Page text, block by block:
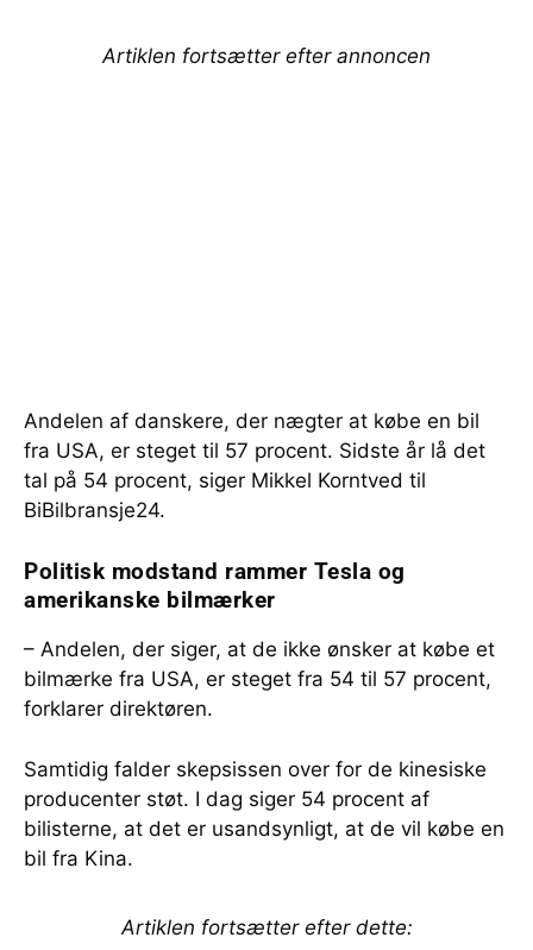
Artiklen fortsætter efter annoncen
Andelen af danskere, der nægter at købe en bil
fra USA, er steget til 57 procent. Sidste år lå det
tal på 54 procent, siger Mikkel Korntved til
BiBilbransje24.
Politisk modstand rammer Tesla og
amerikanske bilmærker
– Andelen, der siger, at de ikke ønsker at købe et
bilmærke fra USA, er steget fra 54 til 57 procent,
forklarer direktøren.
Samtidig falder skepsissen over for de kinesiske
producenter støt. I dag siger 54 procent af
bilisterne, at det er usandsynligt, at de vil købe en
bil fra Kina.
Artiklen fortsætter efter dette: